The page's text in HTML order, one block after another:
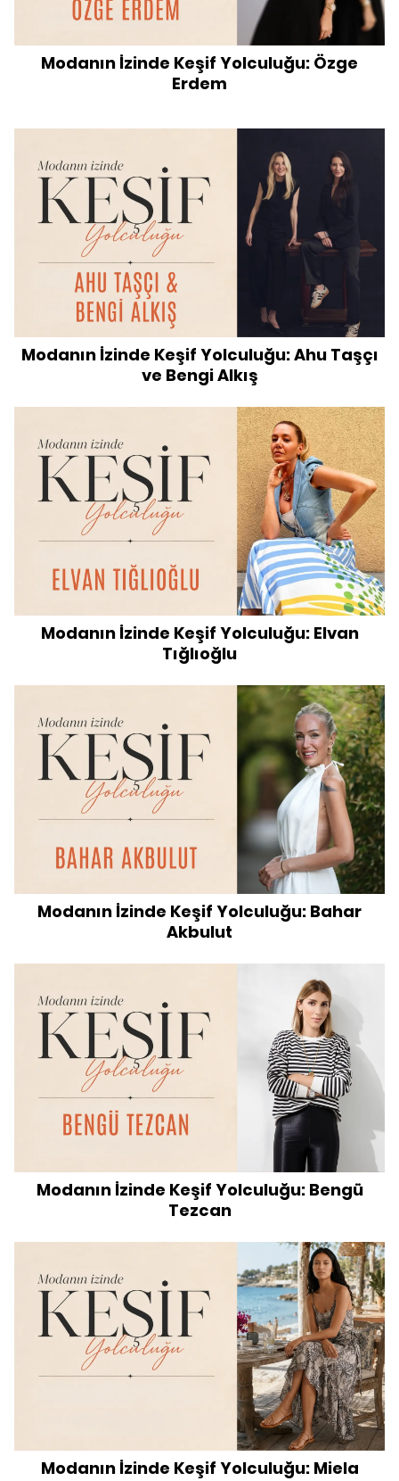
Modanın İzinde Keşif Yolculuğu: Özge
Erdem
Modanın İzinde Keşif Yolculuğu: Ahu Taşçı
ve Bengi Alkış
Modanın İzinde Keşif Yolculuğu: Elvan
Tığlıoğlu
Modanın İzinde Keşif Yolculuğu: Bahar
Akbulut
Modanın İzinde Keşif Yolculuğu: Bengü
Tezcan
Modanın İzinde Keşif Yolculuğu: Miela